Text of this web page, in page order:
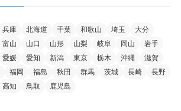
兵庫 北海道 千葉 和歌山 埼玉
大分
富山 山口 山形 山梨 岐阜 岡山
岩手
愛媛 愛知 新潟 東京 栃木 沖縄
滋賀
福岡 福島 秋田 群馬 茨城 長崎
長野
高知 鳥取 鹿児島